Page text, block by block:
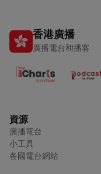
香港廣播
廣播電台和播客
資源
廣播電台
小工具
各國電台網站